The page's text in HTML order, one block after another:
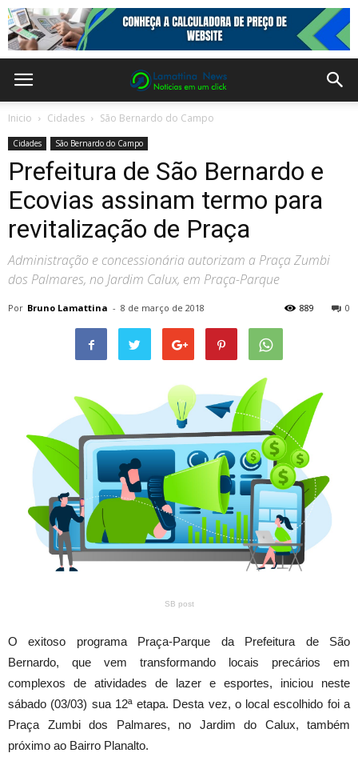
Inicio Cidades São Bernardo do Campo
Cidades São Bernardo do Campo
Prefeitura de São Bernardo e
Ecovias assinam termo para
revitalização de Praça
Administração e concessionária autorizam a Praça Zumbi
dos Palmares, no Jardim Calux, em Praça-Parque
Por Bruno Lamattina - 8 de março de 2018 0
889
SB post
O exitoso programa Praça-Parque da Prefeitura de São
Bernardo, que vem transformando locais precários em
complexos de atividades de lazer e esportes, iniciou neste
sábado (03/03) sua 12ª etapa. Desta vez, o local escolhido foi a
Praça Zumbi dos Palmares, no Jardim do Calux, também
próximo ao Bairro Planalto.